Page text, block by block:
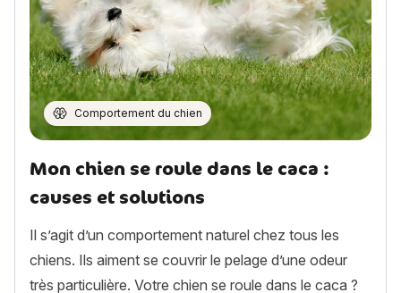
Comportement du chien
Mon chien se roule dans le caca :
causes et solutions
Il s’agit d’un comportement naturel chez tous les
chiens. Ils aiment se couvrir le pelage d’une odeur
très particulière. Votre chien se roule dans le caca ?